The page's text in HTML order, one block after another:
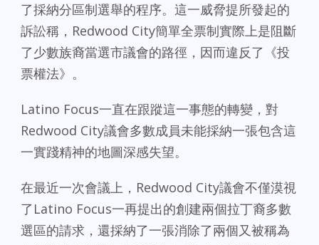
了採納分區制選舉的程序。這一威脅提所發起的
訴訟稱，Redwood City簡單全票制實際上是阻斷
了少數族裔當選市議會的路徑，因而違反了《投
票權法》。
Latino Focus一直在跟蹤這一事態的轉變，對
Redwood City議會多數成員未能採納一張包含這
一實踐精神的地圖深感失望。
在最近一次會議上，Redwood City議會不僅漠視
了Latino Focus一再提出的創建兩個拉丁裔多數
選區的請求，還採納了一張消除了兩個又被稱為